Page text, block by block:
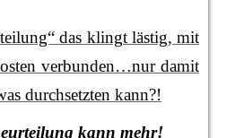
das klingt lästig, mit
verbunden…nur damit
durchsetzten kann?!
kann mehr!